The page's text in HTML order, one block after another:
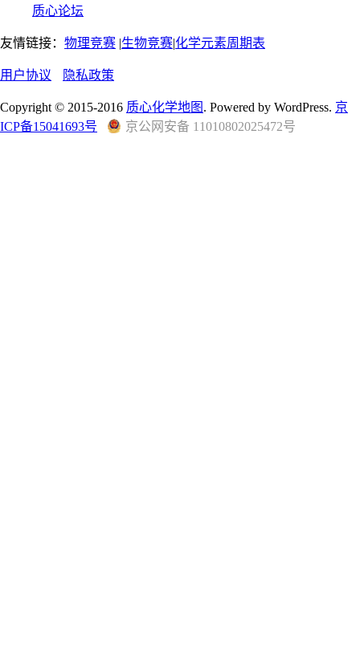
质心论坛
友情链接： 物理竞赛 |生物竞赛|化学元素周期表
用户协议 隐私政策
Copyright © 2015-2016 质心化学地图 . Powered by WordPress. 京
ICP备15041693号
京公网安备 11010802025472号